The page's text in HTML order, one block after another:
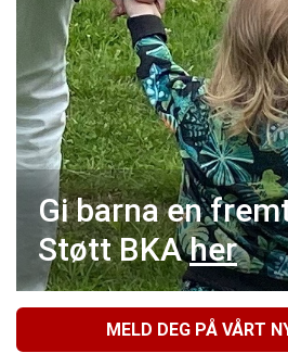
Gi barna en
Støtt BKAher
MELD DEG PÅ VÅRT